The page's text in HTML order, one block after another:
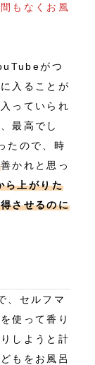
もなくお風
がつ
入ることが
っていられ
最高でし
たので、時
善かれと思っ
ら上がりた
させるのに
、セルフマ
使って香り
しようと計
もをお風呂